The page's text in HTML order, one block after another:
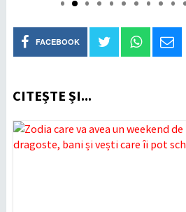
FACEBOOK
CITEȘTE ȘI...